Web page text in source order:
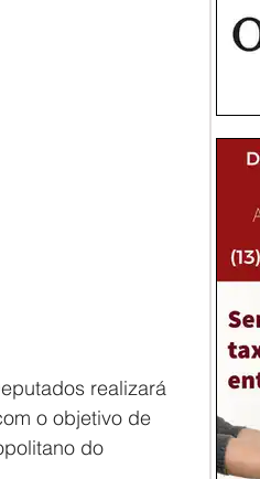
realizará
o objetivo de
do